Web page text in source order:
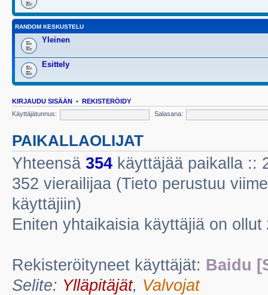
RANDOM KESKUSTELU
Yleinen
Esittely
KIRJAUDU SISÄÄN • REKISTERÖIDY
Käyttäjätunnus:
Salasana:
PAIKALLAOLIJAT
Yhteensä 354 käyttäjää paikalla ::
352 vierailijaa (Tieto perustuu
käyttäjiin)
Eniten yhtaikaisia käyttäjiä on ollut
Rekisteröityneet käyttäjät: Baidu
Selite: Ylläpitäjät, Valvojat